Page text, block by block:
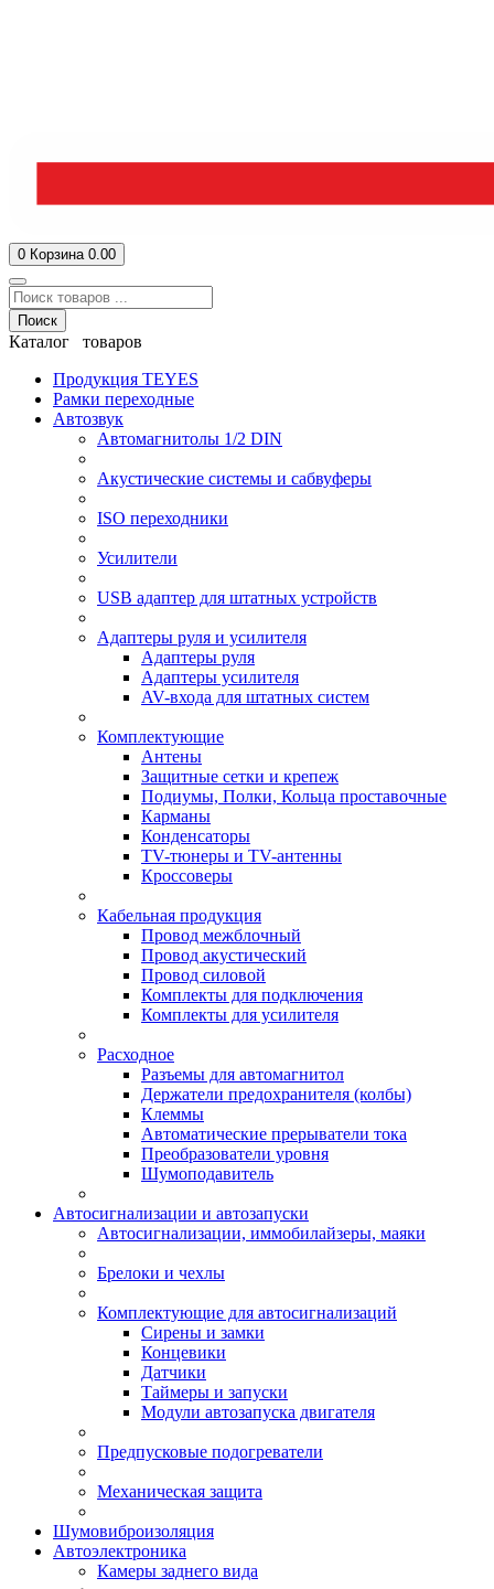
0 Корзина 0.00
Поиск
Каталог товаров
Продукция TEYES
Рамки переходные
Автозвук
Автомагнитолы 1/2 DIN
Акустические системы и сабвуферы
ISO переходники
Усилители
USB адаптер для штатных устройств
Адаптеры руля и усилителя
Адаптеры руля
Адаптеры усилителя
AV-входа для штатных систем
Комплектующие
Антены
Защитные сетки и крепеж
Подиумы, Полки, Кольца проставочные
Карманы
Конденсаторы
TV-тюнеры и TV-антенны
Кроссоверы
Кабельная продукция
Провод межблочный
Провод акустический
Провод силовой
Комплекты для подключения
Комплекты для усилителя
Расходное
Разъемы для автомагнитол
Держатели предохранителя (колбы)
Клеммы
Автоматические прерыватели тока
Преобразователи уровня
Шумоподавитель
Автосигнализации и автозапуски
Автосигнализации, иммобилайзеры, маяки
Брелоки и чехлы
Комплектующие для автосигнализаций
Сирены и замки
Концевики
Датчики
Таймеры и запуски
Модули автозапуска двигателя
Предпусковые подогреватели
Механическая защита
Шумовиброизоляция
Автоэлектроника
Камеры заднего вида